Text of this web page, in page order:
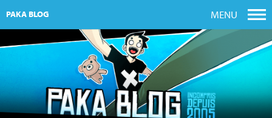
PAKA BLOG MENU